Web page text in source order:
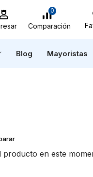
0
Comparación
Blog Mayoristas
en este